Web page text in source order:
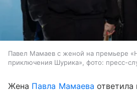
Павел Мамаев с женой на премьере
приключения Шурика», фото: пресс-
Жена Павла Мамаева